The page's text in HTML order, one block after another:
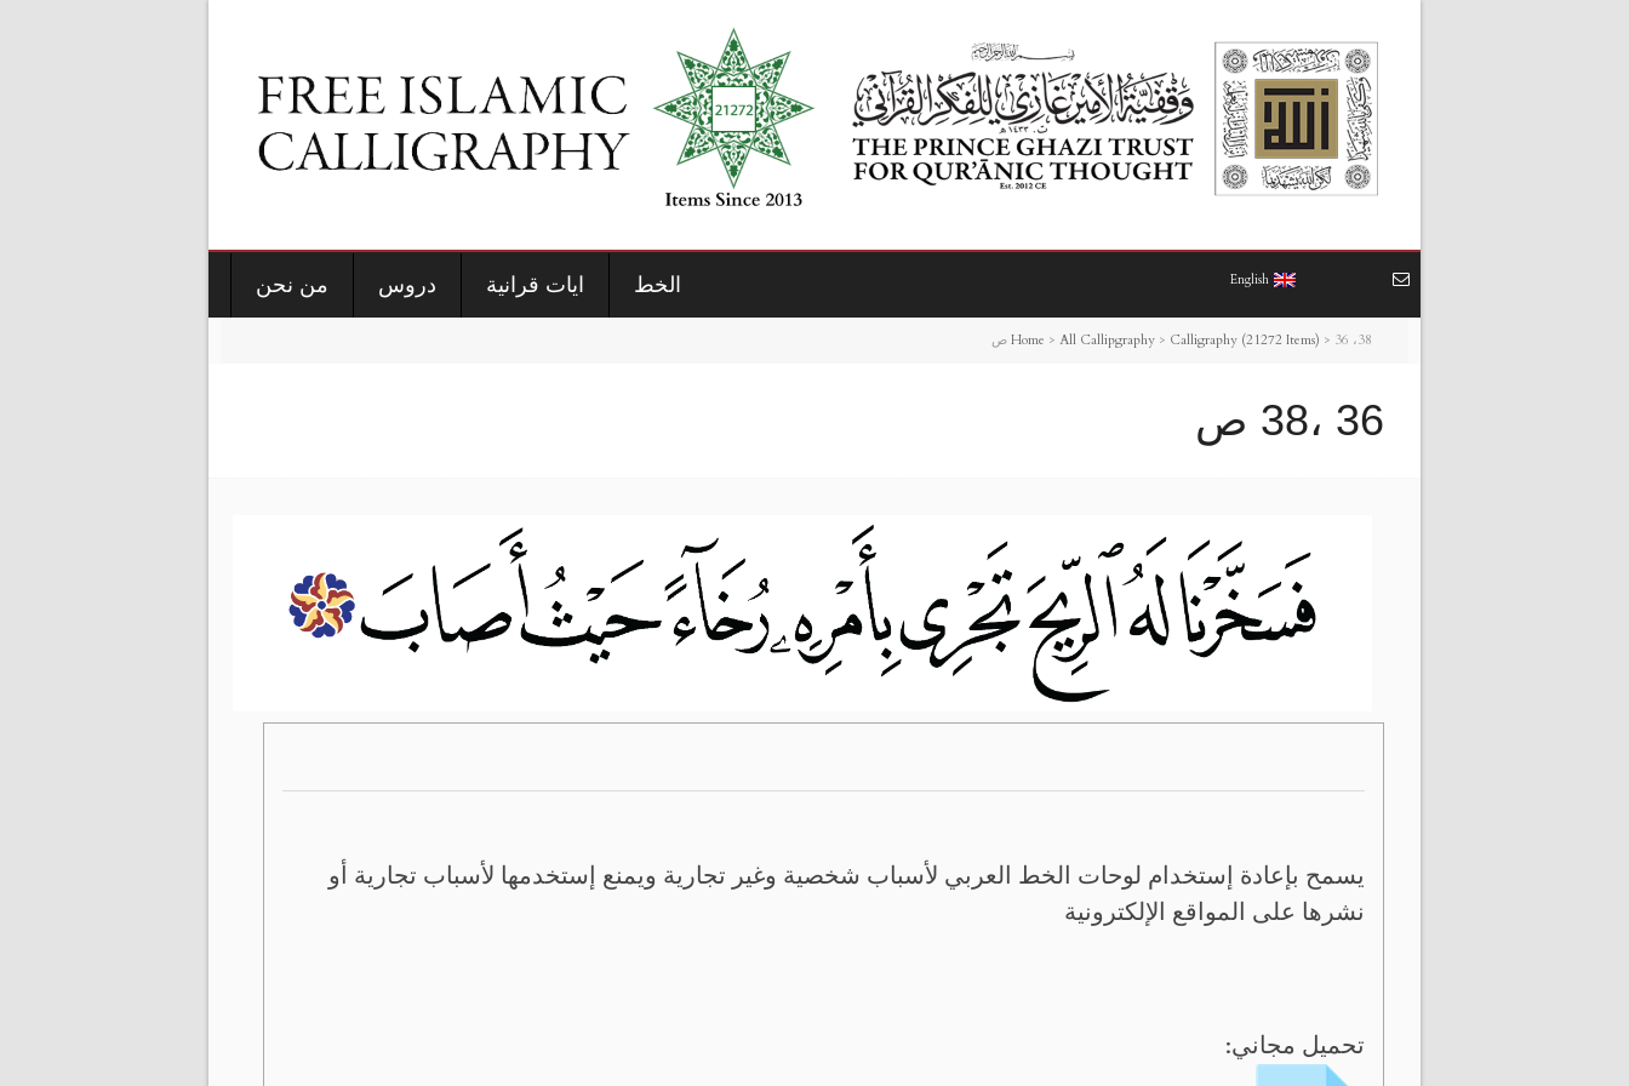
الخط ايات قرانية دروس من نحن English
Home > All Callipgraphy > Calligraphy (21272 Items) > 36 ،38 ص
36 ،38 ص
يسمح بإعادة إستخدام لوحات الخط العربي لأسباب شخصية وغير تجارية ويمنع إستخدمها لأسباب تجارية أو
نشرها على المواقع الإلكترونية
تحميل مجاني: